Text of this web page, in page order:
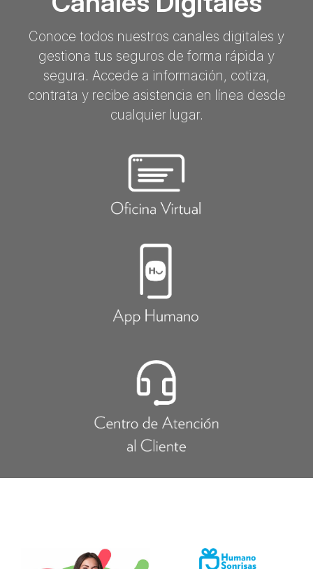
Conoce todos nuestros canales digitales y
gestiona tus seguros de forma rápida y
segura. Accede a información, cotiza,
contrata y recibe asistencia en línea desde
cualquier lugar.